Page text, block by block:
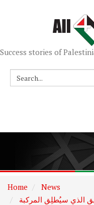
Success stories of
Home
News